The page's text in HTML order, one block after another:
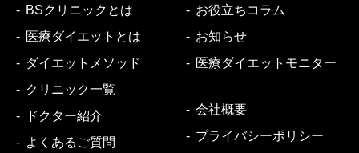
BSクリニックとは
医療ダイエットとは
ダイエットメソッド
クリニック一覧
ドクター紹介
よくあるご質問
お役立ちコラム
お知らせ
医療ダイエットモニター
会社概要
プライバシーポリシー